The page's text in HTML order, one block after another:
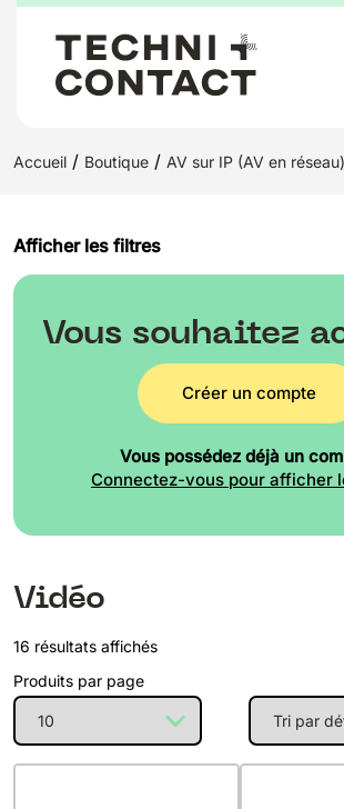
Accueil / Boutique / AV sur IP (AV en réseau)
Afficher les filtres
Vous souhaitez
Créer un compte
Vous possédez déjà un
Connectez-vous pour afficher
Vidéo
16 résultats affichés
Produits par page